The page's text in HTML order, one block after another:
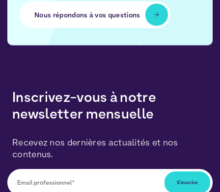
Nous répondons à vos questions
Inscrivez-vous à notre
newsletter mensuelle
Recevez nos dernières actualités et nos
contenus.